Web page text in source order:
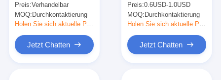
1500mAh
Preis:Verhandelbar
MOQ:Durchkontaktierung
Jetzt Chatten
2000mAh 3.0V
Preis:0.6USD-1.0USD
MOQ:Durchkontaktierung
Jetzt Chatten